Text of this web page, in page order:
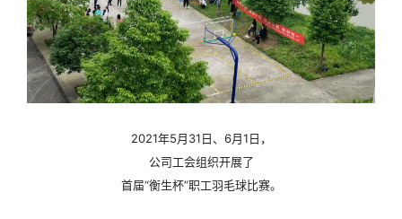
2021年5月31日、6月1日，
公司工会组织开展了
首届“衡生杯”职工羽毛球比赛。